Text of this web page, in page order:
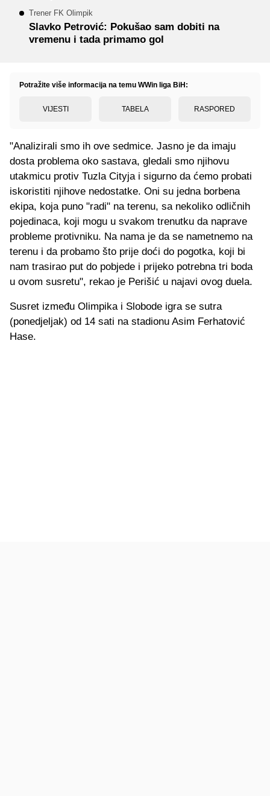
Trener FK Olimpik
Slavko Petrović: Pokušao sam dobiti na
vremenu i tada primamo gol
Potražite više informacija na temu WWin liga BiH:
VIJESTI TABELA RASPORED
"Analizirali smo ih ove sedmice. Jasno je da imaju
dosta problema oko sastava, gledali smo njihovu
utakmicu protiv Tuzla Cityja i sigurno da ćemo probati
iskoristiti njihove nedostatke. Oni su jedna borbena
ekipa, koja puno "radi" na terenu, sa nekoliko odličnih
pojedinaca, koji mogu u svakom trenutku da naprave
probleme protivniku. Na nama je da se nametnemo na
terenu i da probamo što prije doći do pogotka, koji bi
nam trasirao put do pobjede i prijeko potrebna tri boda
u ovom susretu", rekao je Perišić u najavi ovog duela.
Susret između Olimpika i Slobode igra se sutra
(ponedjeljak) od 14 sati na stadionu Asim Ferhatović
Hase.